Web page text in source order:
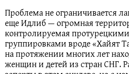
Проблема не ограничивается
еще Идлиб — огромная
контролируемая
группировками вроде «Хайят
на протяжении многих лет
женщин и детей из стран СНГ.